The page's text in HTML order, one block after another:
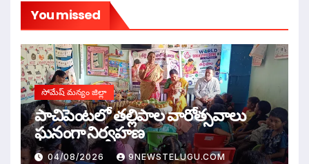
You missed
సోమేష్ మన్యం జిల్లా
పాచిపెంటలో తల్లిపాల వారోత్సవాలు
ఘనంగా నిర్వహణ
04/08/2026 9NEWSTELUGU.COM